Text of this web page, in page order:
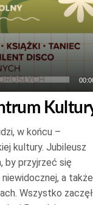
w końcu –
kultury. Jubileusz
by przyjrzeć się
a także
Wszystko